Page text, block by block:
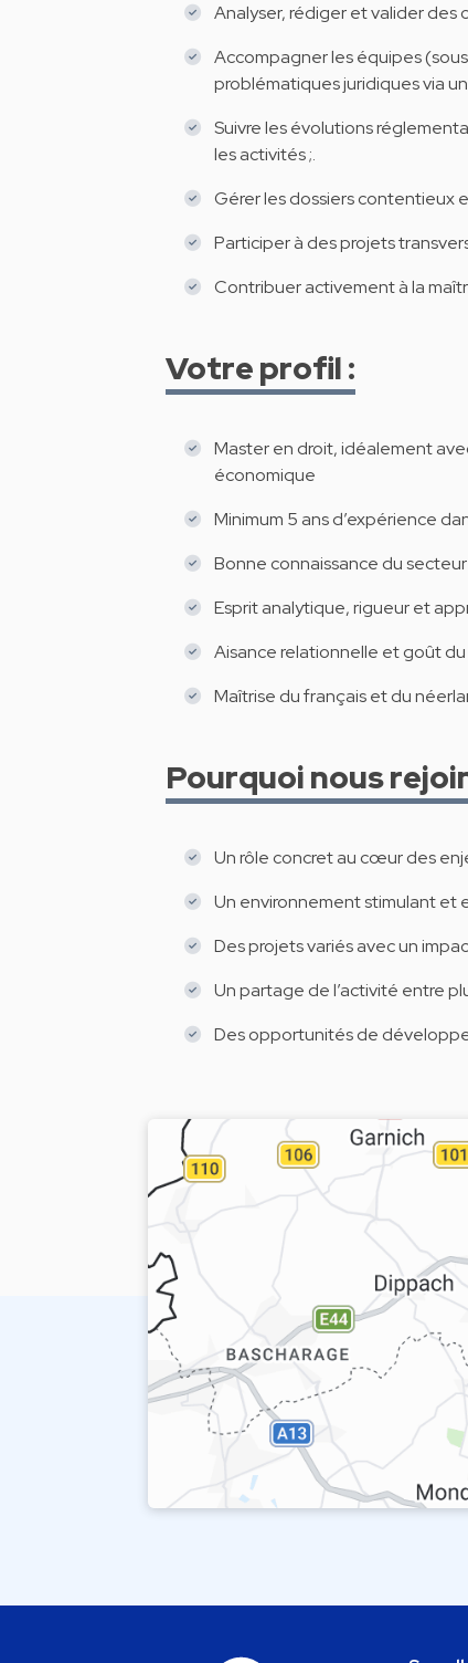
Analyser, rédiger et valider des
Accompagner les équipes
problématiques juridiques via
Suivre les évolutions
les activités ;.
Gérer les dossiers contentieux
Participer à des projets
Contribuer activement à la
Votre profil :
Master en droit, idéalement
économique
Minimum 5 ans d’expérience
Bonne connaissance du secteur
Esprit analytique, rigueur et
Aisance relationnelle et goût
Maîtrise du français et du
Pourquoi nous
Un rôle concret au cœur des
Un environnement stimulant et
Des projets variés avec un
Un partage de l’activité entre
Des opportunités de